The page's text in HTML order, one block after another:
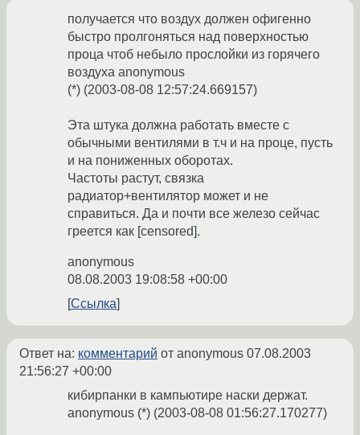
получается что воздух должен офигенно
быстро пролгоняться над поверхностью
проца чтоб небыло прослойки из горячего
воздуха anonymous
(*) (2003-08-08 12:57:24.669157)
Эта штука должна работать вместе с
обычными вентилями в т.ч и на проце, пусть
и на пониженных оборотах.
Частоты растут, связка
радиатор+вентилятор может и не
справиться. Да и почти все железо сейчас
греется как [censored].
anonymous
08.08.2003 19:08:58 +00:00
Ссылка
Ответ на: комментарий от anonymous 07.08.2003
21:56:27 +00:00
кибирпанки в кампьютире наски держат.
anonymous (*) (2003-08-08 01:56:27.170277)